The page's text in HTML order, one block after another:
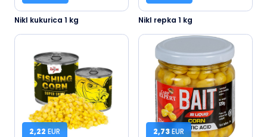
Nikl kukurica 1 kg Nikl repka 1 kg
2,22EUR 2,73EUR